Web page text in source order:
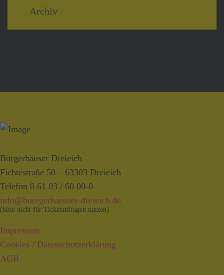
Archiv
Bürgerhäuser Dreieich
Fichtestraße 50 – 63303 Dreieich
Telefon 0 61 03 / 60 00-0
info@buergerhaeuser-dreieich.de
(bitte nicht für Ticketanfragen nutzen)
Impressum
Cookies / Datenschutzerklärung
AGB